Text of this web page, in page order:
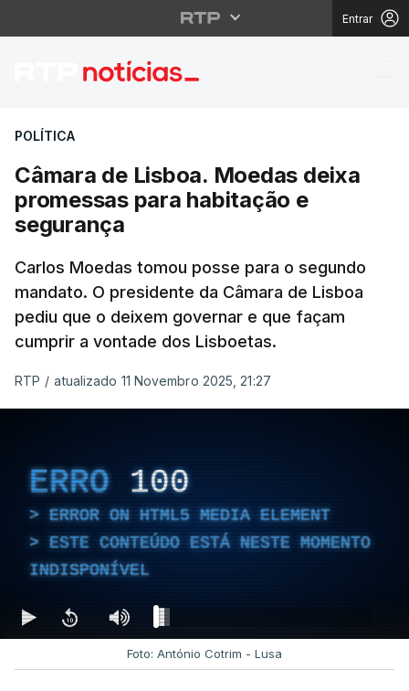
Entrar
Câmara de Lisboa.
POLÍTICA
Câmara de Lisboa. Moedas deixa
promessas para habitação e
segurança
Carlos Moedas tomou posse para o segundo
mandato. O presidente da Câmara de Lisboa
pediu que o deixem governar e que façam
cumprir a vontade dos Lisboetas.
RTP / atualizado 11 Novembro 2025, 21:27
ERRO 100
ERROR ON HTML5 MEDIA ELEMENT
ESTE CONTEÚDO ESTÁ NESTE MOMENTO
INDISPONÍVEL
Foto: António Cotrim - Lusa